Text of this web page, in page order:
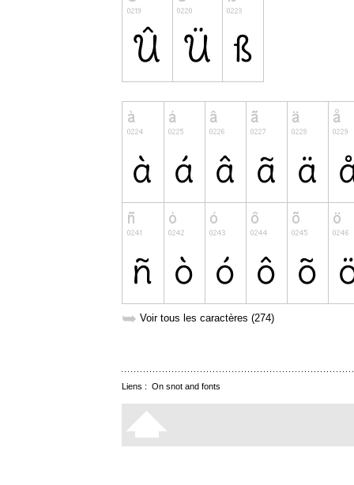
➥ Voir tous les caractères (274)
Liens : On snot and fonts